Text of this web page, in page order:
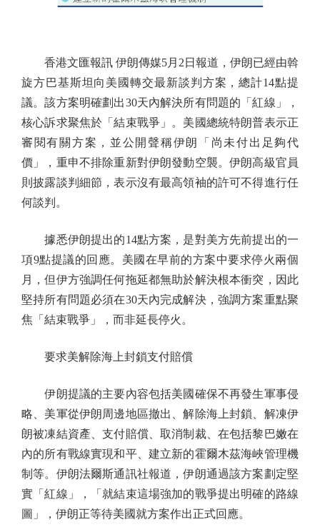
香港文匯報訊 伊朗傳媒5月2日報道，伊朗已經由斡
旋方巴基斯坦向美國轉交最新談判方案，總計14點提
議。該方案明確劃出30天內解決所有問題的「紅線」，
核心訴求聚焦於「結束戰爭」。美國總統特朗普表示正
審閱有關方案，並公開聲稱伊朗「尚未付出足夠代
價」，重申不排除重新對伊朗發動空襲。伊朗高級官員
則披露談判細節，表示沒有最高領袖的許可不得進行任
何談判。
據悉伊朗提出的14點方案，是對美方先前提出的一
項9點提議的回應。美國在早前的方案中要求停火兩個
月，但伊方強調任何拖延都無助於解決根本衝突，因此
堅持所有問題必須在30天內完成解決，強調方案重點聚
焦「結束戰爭」，而非延長停火。
要求美解除海上封鎖支付賠償
伊朗提議的主要內容包括美國確保不再發生軍事侵
略、美軍從伊朗周邊地區撤出、解除海上封鎖、解凍伊
朗被凍結資產、支付賠償、取消制裁、在包括黎巴嫩在
內的所有戰線實現和平、建立新的霍爾木茲海峽管理機
制等。伊朗法爾斯通訊社報道，伊朗通過該方案劃定堅
實「紅線」，「就結束這場強加的戰爭提出明確的路線
圖」，伊朗正等待美國就方案作出正式回應。